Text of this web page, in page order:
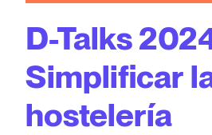
D-Talks
Simplificar
hostelería